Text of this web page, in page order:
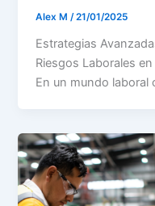
Alex M /21/01/2025
Estrategias
Riesgos Laborales
En un mundo laboral